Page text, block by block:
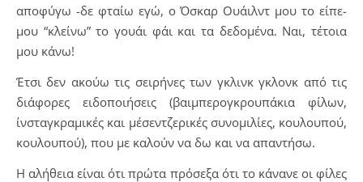
αποφύγω -δε φταίω εγώ, ο Όσκαρ Ουάιλντ μου το είπε-
μου “κλείνω” το γουάι φάι και τα δεδομένα. Ναι, τέτοια
μου κάνω!
Έτσι δεν ακούω τις σειρήνες των γκλινκ γκλονκ από τις
διάφορες ειδοποιήσεις (βαιμπερογκρουπάκια φίλων,
ίνσταγκραμικές και μέσεντζερικές συνομιλίες, κουλουπού,
κουλουπού), που με καλούν να δω και να απαντήσω.
Η αλήθεια είναι ότι πρώτα πρόσεξα ότι το κάνανε οι φίλες